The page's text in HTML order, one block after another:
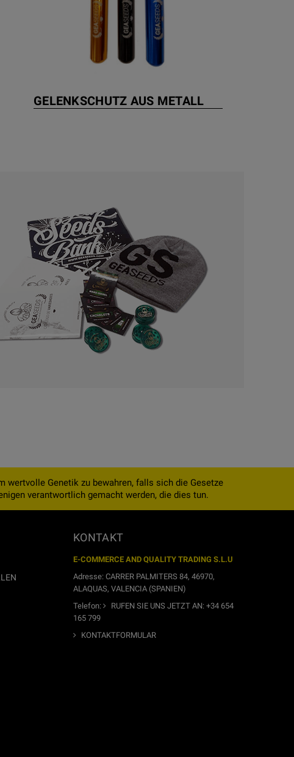
GELENKSCHUTZ AUS METALL
Genetik zu bewahren, falls sich die Gesetze
verantwortlich gemacht werden, die dies tun.
KONTAKT
E-COMMERCE AND QUALITY TRADING S.L.U
Adresse: CARRER PALMITERS 84, 46970,
ALAQUAS, VALENCIA (SPANIEN)
Telefon:
RUFEN SIE UNS JETZT AN: +34 654
165 799
KONTAKTFORMULAR